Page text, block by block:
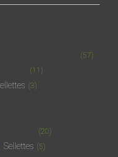
(57)
(11)
(3)
(20)
Sellettes (5)